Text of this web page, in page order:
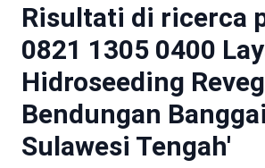
Risultati di ricerca
0821 1305 0400
Hidroseeding
Bendungan
Sulawesi Tengah'